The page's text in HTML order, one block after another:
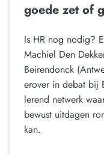
goede zet of
Is HR nog nodig?
Machiel Den
Beirendonck
erover in debat bij
lerend netwerk
bewust uitdagen
kan.